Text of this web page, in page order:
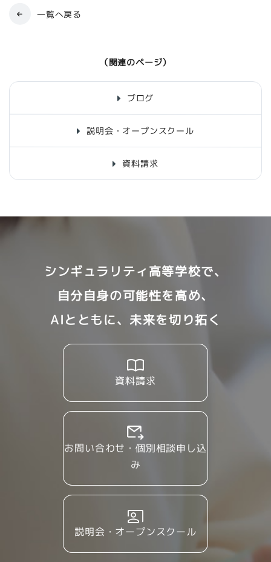
一覧へ戻る
（関連のページ）
ブログ
説明会・オープンスクール
資料請求
シンギュラリティ高等学校で、
自分自身の可能性を高め、
AIとともに、未来を切り拓く
資料請求
お問い合わせ・個別相談申し込
み
説明会・オープンスクール